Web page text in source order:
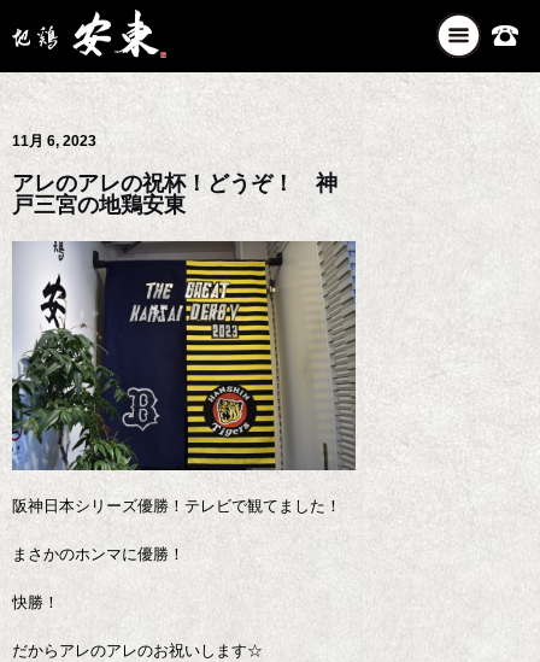
ナ
ビ
ゲ
シ
11月 6, 2023
アレのアレの祝杯！どうぞ！ 神
戸三宮の地鶏安東
阪神日本シリーズ優勝！テレビで観てました！
まさかのホンマに優勝！
快勝！
だからアレのアレのお祝いします☆